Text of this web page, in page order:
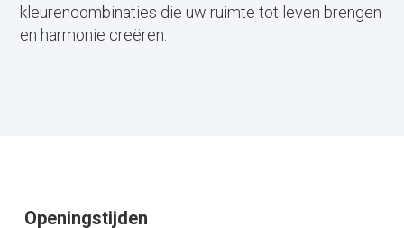
kleurencombinaties die uw ruimte tot leven brengen
en harmonie creëren.
Openingstijden